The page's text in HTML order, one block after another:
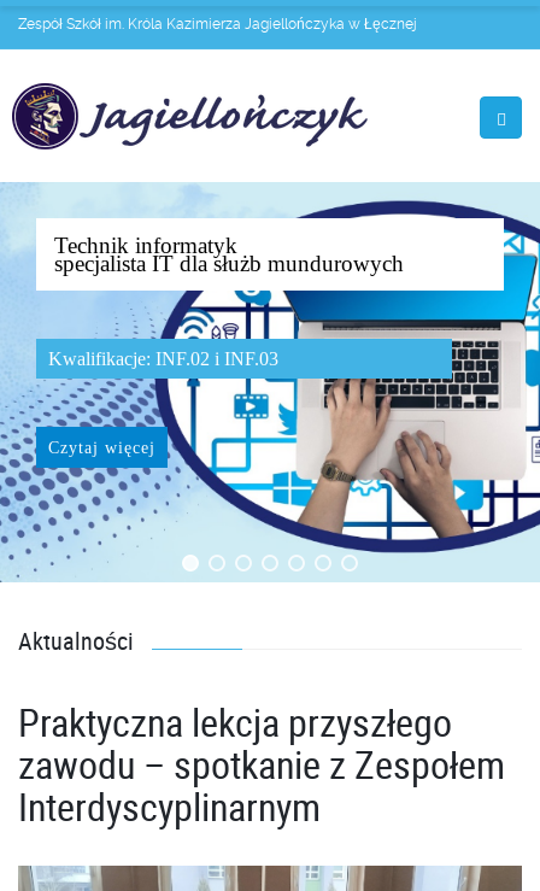
Zespół Szkół im. Króla Kazimierza Jagiellończyka w Łęcznej
Technik informatyk
specjalista IT dla służb mundurowych
Kwalifikacje: INF.02 i INF.03
Czytaj więcej
Aktualności
Praktyczna lekcja przyszłego
zawodu – spotkanie z Zespołem
Interdyscyplinarnym